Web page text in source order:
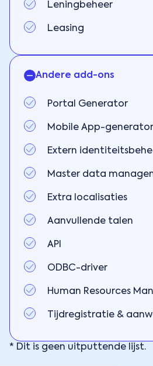
Leningbeheer
Leasing
Andere add-ons
Portal Generator
Mobile App-generator
Extern
Master data
Extra localisaties
Aanvullende talen
API
ODBC-driver
Human Resources
Tijdregistratie &
* Dit is geen uitputtende lijst.